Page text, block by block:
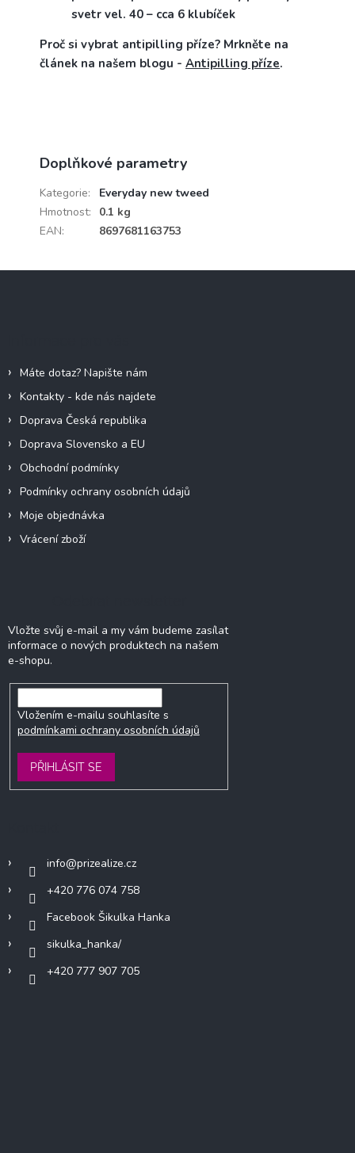
svetr vel. 40 – cca 6 klubíček
Proč si vybrat antipilling příze? Mrkněte na
článek na našem blogu - Antipilling příze.
Doplňkové parametry
Kategorie:
Everyday new tweed
Hmotnost:
0.1 kg
EAN: 8697681163753
Máte dotaz? Napište nám
Kontakty - kde nás najdete
Doprava Česká republika
Doprava Slovensko a EU
Obchodní podmínky
Podmínky ochrany osobních údajů
Moje objednávka
Vrácení zboží
Vložte svůj e-mail a my vám budeme zasílat
informace o nových produktech na našem
e-shopu.
Vložením e-mailu souhlasíte s
podmínkami ochrany osobních údajů
PŘIHLÁSIT SE
info@prizealize.cz
+420 776 074 758
Facebook Šikulka Hanka
sikulka_hanka/
+420 777 907 705